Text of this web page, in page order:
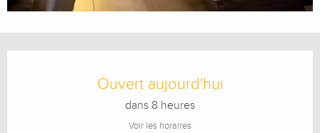
Ouvert aujourd'hui
dans 8 heures
Voir les horaires